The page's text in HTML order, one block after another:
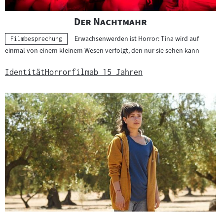
"
Der Nachtmahr
Kategorie:
Filmbesprechung
Erwachsenwerden ist Horror: Tina wird auf
einmal von einem kleinem Wesen verfolgt, den nur sie sehen kann
IdentitätHorrorfilmab 15 Jahren